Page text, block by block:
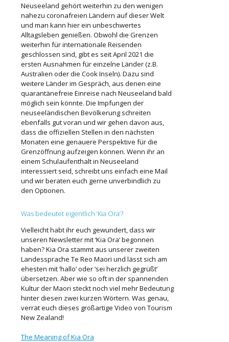
Neuseeland gehört weiterhin zu den wenigen
nahezu coronafreien Ländern auf dieser Welt
und man kann hier ein unbeschwertes
Alltagsleben genießen. Obwohl die Grenzen
weiterhin für internationale Reisenden
geschlossen sind, gibt es seit April 2021 die
ersten Ausnahmen für einzelne Länder (z.B.
Australien oder die Cook Inseln). Dazu sind
weitere Länder im Gespräch, aus denen eine
quarantänefreie Einreise nach Neuseeland bald
möglich sein könnte. Die Impfungen der
neuseeländischen Bevölkerung schreiten
ebenfalls gut voran und wir gehen davon aus,
dass die offiziellen Stellen in den nächsten
Monaten eine genauere Perspektive für die
Grenzöffnung aufzeigen können. Wenn ihr an
einem Schulaufenthalt in Neuseeland
interessiert seid, schreibt uns einfach eine Mail
und wir beraten euch gerne unverbindlich zu
den Optionen.
Was bedeutet eigentlich ‘Kia Ora‘?
Vielleicht habt ihr euch gewundert, dass wir
unseren Newsletter mit ‘Kia Ora‘ begonnen
haben? Kia Ora stammt aus unserer zweiten
Landessprache Te Reo Maori und lässt sich am
ehesten mit ‘hallo‘ oder ‘sei herzlich gegrüßt‘
übersetzen. Aber wie so oft in der spannenden
Kultur der Maori steckt noch viel mehr Bedeutung
hinter diesen zwei kurzen Wörtern. Was genau,
verrät euch dieses großartige Video von Tourism
New Zealand!
The Meaning of Kia Ora